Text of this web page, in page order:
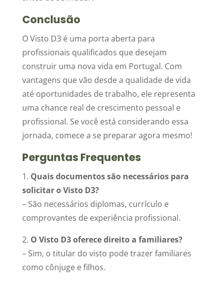
Conclusão
O Visto D3 é uma porta aberta para
profissionais qualificados que desejam
construir uma nova vida em Portugal. Com
vantagens que vão desde a qualidade de vida
até oportunidades de trabalho, ele representa
uma chance real de crescimento pessoal e
profissional. Se você está considerando essa
jornada, comece a se preparar agora mesmo!
Perguntas Frequentes
1. Quais documentos são necessários para
solicitar o Visto D3?
– São necessários diplomas, currículo e
comprovantes de experiência profissional.
2. O Visto D3 oferece direito a familiares?
– Sim, o titular do visto pode trazer familiares
como cônjuge e filhos.